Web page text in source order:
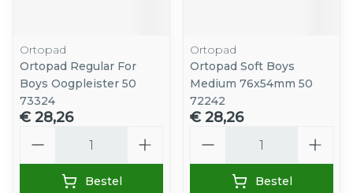
Ortopad
Ortopad Regular For
Boys Oogpleister 50
73324
€ 28,26
Bestel
Ortopad
Ortopad Soft Boys
Medium 76x54mm 50
72242
€ 28,26
Bestel